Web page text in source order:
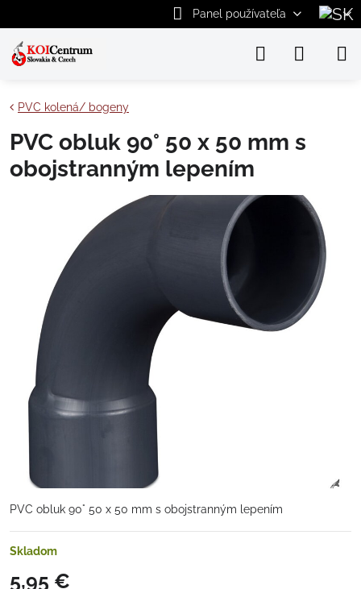
Panel používateľa
PVC kolená/ bogeny
PVC obluk 90° 50 x 50 mm s
obojstranným lepením
PVC obluk 90° 50 x 50 mm s obojstranným lepením
Skladom
5,95 €